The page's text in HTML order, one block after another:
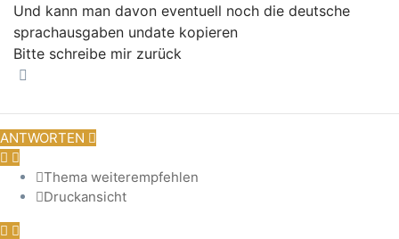
Und kann man davon eventuell noch die deutsche
sprachausgaben undate kopieren
Bitte schreibe mir zurück
ANTWORTEN
Thema weiterempfehlen
Druckansicht